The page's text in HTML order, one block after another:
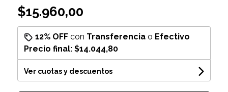
$15.960,00
12% OFFcon Transferenciao Efectivo
Precio final: $14.044,80
Ver cuotas y descuentos